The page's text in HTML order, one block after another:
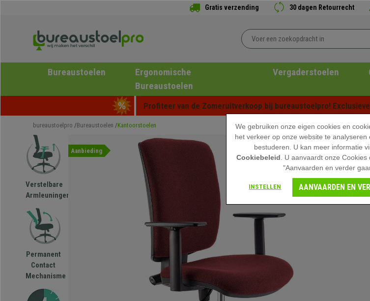
Gratis verzending 30 dagen Retourrecht
Bureaustoelen
Ergonomische
Bureaustoelen
Vergaderstoelen
Profiteer van de Zomeruitverkoop bij bureaustoelpro!
bureaustoelpro Bureaustoelen Kantoorstoelen
Verstelbare
Armleuningen
Permanent
Contact
Mechanisme
Aanbieding
We gebruiken onze eigen cookies en
het verkeer op onze website te analyseren
bestuderen. U kan meer informatie
Cookiebeleid . U aanvaardt onze
"Aanvaarden en verder
INSTELLEN AANVAARDEN EN